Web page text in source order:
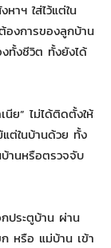
าฯ ใส่ไว้แต่ใน
องการของลูกบ้าน
ทั้งชีวิต ทั้งยังได้
นีย” ไม่ได้ติดตั้งให้
ต่ในบ้านด้วย ทั้ง
านหรือตรวจจับ
ประตูบ้าน ผ่าน
หรือ แม่บ้าน เข้า